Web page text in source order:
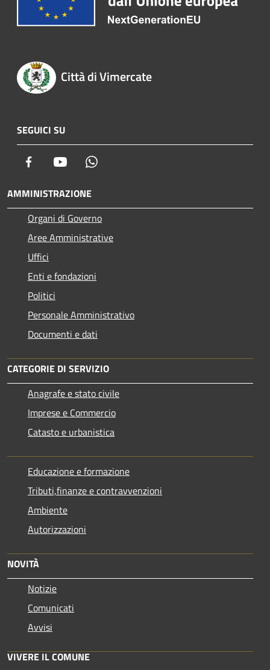
Città di Vimercate
SEGUICI SU
Facebook Youtube
AMMINISTRAZIONE
Organi di Governo
Aree Amministrative
Uffici
Enti e fondazioni
Politici
Personale Amministrativo
Documenti e dati
CATEGORIE DI SERVIZIO
Anagrafe e stato civile
Imprese e Commercio
Catasto e urbanistica
Educazione e formazione
Tributi,finanze e contravvenzioni
Ambiente
Autorizzazioni
NOVITÀ
Notizie
Comunicati
Avvisi
VIVERE IL COMUNE